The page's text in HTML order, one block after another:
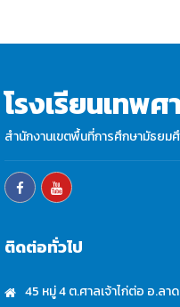
โรงเรียนเทพศ
สำนักงานเขตพื้นที่การศึกษามัธย
ติดต่อทั่วไป
45 หมู่ 4 ต.ศาลเจ้าไก่ต่อ อ.ล